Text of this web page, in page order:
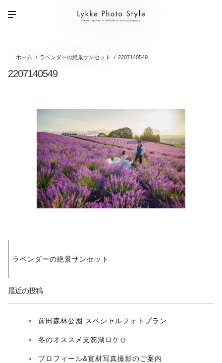
ホーム ラベンダーの絶景サンセット 2207140549
2207140549
稿
ナ
ラベンダーの絶景サンセット
最近の投稿
前田森林公園 スペシャルフォトプラン
冬のオススメ支笏湖ロケ⛄️
プロフィール&宣材写真撮影のご案内